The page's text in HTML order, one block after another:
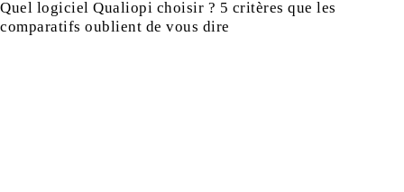
Quel logiciel Qualiopi choisir ? 5 critères que les
comparatifs oublient de vous dire